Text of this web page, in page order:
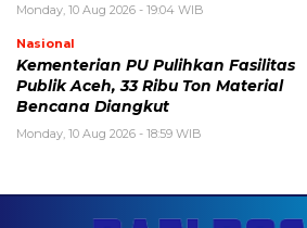
Monday, 10 Aug 2026 - 19:04 WIB
Nasional
Kementerian PU Pulihkan Fasilitas
Publik Aceh, 33 Ribu Ton Material
Bencana Diangkut
Monday, 10 Aug 2026 - 18:59 WIB